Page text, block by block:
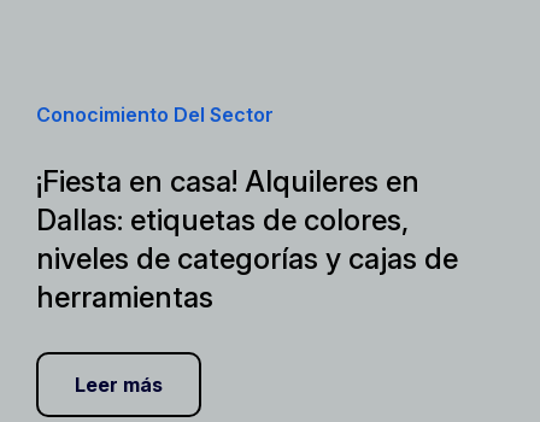
Conocimiento Del Sector
¡Fiesta en casa! Alquileres en
Dallas: etiquetas de colores,
niveles de categorías y cajas de
herramientas
Leer más